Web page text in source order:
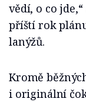
vědí, o co
příští rok
lanýžů.
Kromě
i originální